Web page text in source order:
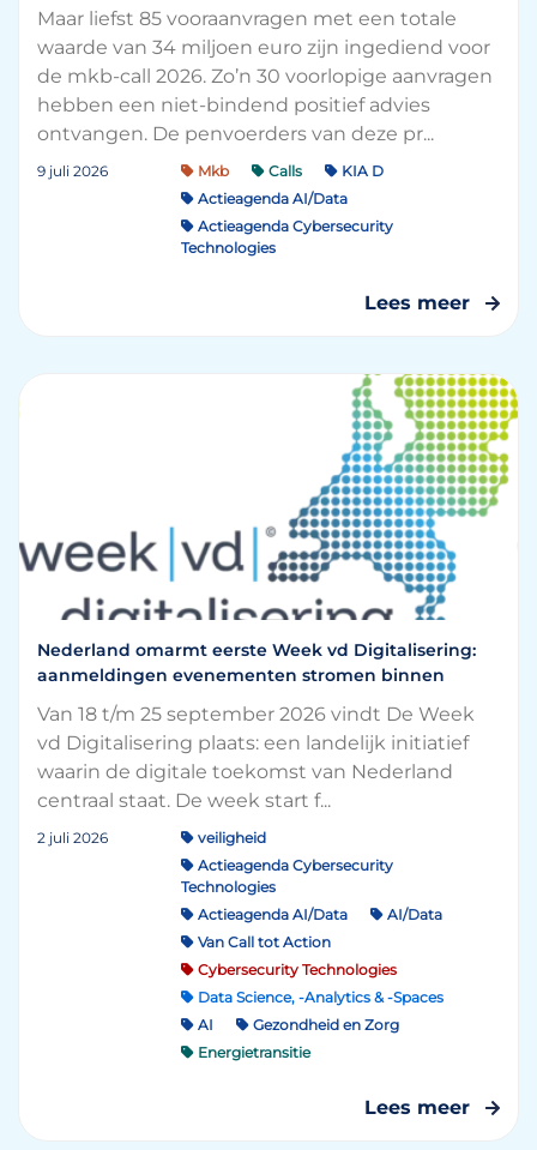
Maar liefst 85 vooraanvragen met een totale
waarde van 34 miljoen euro zijn ingediend voor
de mkb-call 2026. Zo’n 30 voorlopige aanvragen
hebben een niet-bindend positief advies
ontvangen. De penvoerders van deze pr...
9 juli 2026 Mkb Calls
KIA D
Actieagenda AI/Data
Actieagenda Cybersecurity
Technologies
Lees meer
Nederland omarmt eerste Week vd Digitalisering:
aanmeldingen evenementen stromen binnen
Van 18 t/m 25 september 2026 vindt De Week
vd Digitalisering plaats: een landelijk initiatief
waarin de digitale toekomst van Nederland
centraal staat. De week start f...
2 juli 2026
veiligheid
Actieagenda Cybersecurity
Technologies
Actieagenda AI/Data
AI/Data
Van Call tot Action
Cybersecurity Technologies
Data Science, -Analytics & -Spaces
AI
Gezondheid en Zorg
Energietransitie
Lees meer